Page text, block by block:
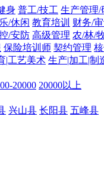
身 普工/技工 生产管理/
/休闲 教育培训 财务/
/安防 高级管理 农/林/
保险培训师 契约管理
|工艺美术 生产|加工|制
20000 20000以上
兴山县 长阳县 五峰县